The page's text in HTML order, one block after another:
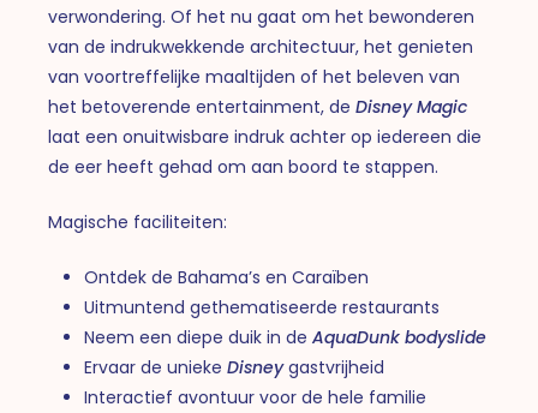
verwondering. Of het nu gaat om het bewonderen
van de indrukwekkende architectuur, het genieten
van voortreffelijke maaltijden of het beleven van
het betoverende entertainment, deDisney Magic
laat een onuitwisbare indruk achter op iedereen die
de eer heeft gehad om aan boord te stappen.
Magische faciliteiten:
Ontdek de Bahama’s en Caraïben
Uitmuntend gethematiseerde restaurants
Neem een diepe duik in deAquaDunk bodyslide
Ervaar de uniekeDisneygastvrijheid
Interactief avontuur voor de hele familie